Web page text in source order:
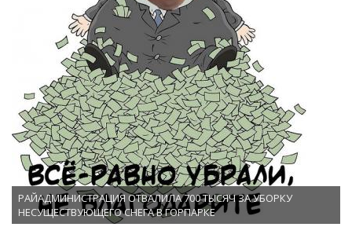
РАЙАДМИНИСТРАЦИЯ ОТВАЛИЛА 700 ТЫСЯЧ ЗА УБОРКУ
НЕСУЩЕСТВУЮЩЕГО СНЕГА В ГОРПАРКЕ